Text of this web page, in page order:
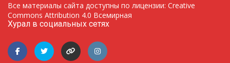
Все материалы сайта доступны по лицензии: Creative
Commons Attribution 4.0 Всемирная
Хурал в социальных сетях